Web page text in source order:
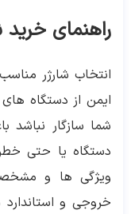
راهنمای خرید
انتخاب شارژر
ایمن از دستگاه‌
شما سازگار نباشد
دستگاه یا حتی
ویژگی ‌ها و
خروجی و